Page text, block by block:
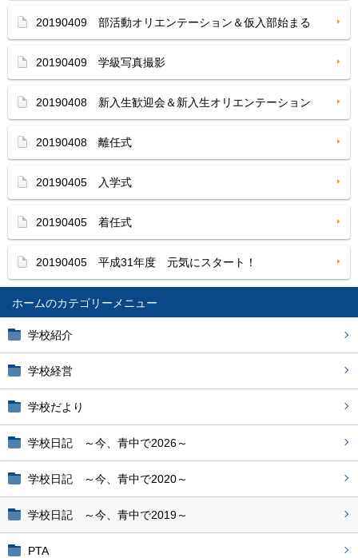
ホーム
学校紹介
学校経営
学校だより
学校日記 ～今、青中で2026～
学校日記 ～今、青中で2020～
学校日記 ～今、青中で2019～
PTA
20190409 部活動オリエンテーション＆仮入部始まる
20190409 学級写真撮影
20190408 新入生歓迎会＆新入生オリエンテーション
20190408 離任式
20190405 入学式
20190405 着任式
20190405 平成31年度 元気にスタート！